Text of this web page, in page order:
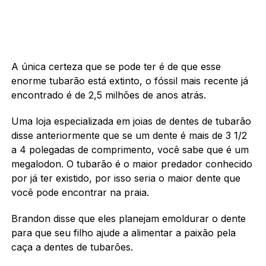
A única certeza que se pode ter é de que esse
enorme tubarão está extinto, o fóssil mais recente já
encontrado é de 2,5 milhões de anos atrás.
Uma loja especializada em joias de dentes de tubarão
disse anteriormente que se um dente é mais de 3 1/2
a 4 polegadas de comprimento, você sabe que é um
megalodon. O tubarão é o maior predador conhecido
por já ter existido, por isso seria o maior dente que
você pode encontrar na praia.
Brandon disse que eles planejam emoldurar o dente
para que seu filho ajude a alimentar a paixão pela
caça a dentes de tubarões.